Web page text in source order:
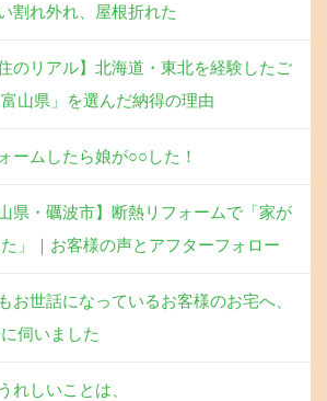
割れ外れ、屋根折れた
住のリアル】北海道・東北を経験したご
山県」を選んだ納得の理由
ームしたら娘が○○した！
山県・礪波市】断熱リフォームで「家が
」｜お客様の声とアフターフォロー
お世話になっているお客様のお宅へ、
伺いました
れしいことは、